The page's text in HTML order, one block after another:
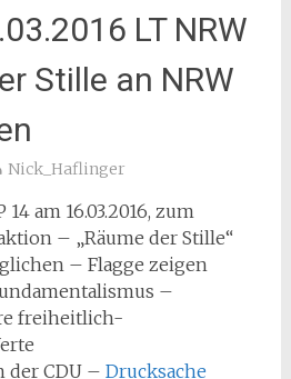
LT NRW
Stille an NRW
Nick_Haflinger
am 16.03.2016, zum
– „Räume der Stille“
– Flagge zeigen
–
freiheitlich-
der CDU – Drucksache